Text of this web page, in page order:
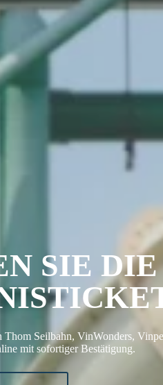
SIE
Seilbahn, VinWonders,
mit sofortiger Bestätigung.